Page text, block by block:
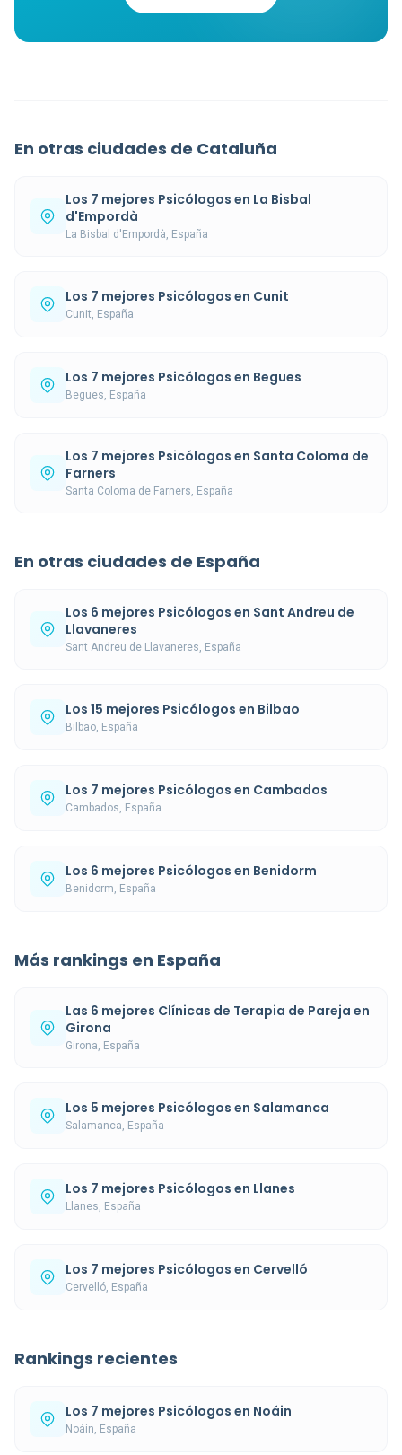
En otras ciudades de Cataluña
Los 7 mejores Psicólogos en La Bisbal
d'Empordà
La Bisbal d'Empordà, España
Los 7 mejores Psicólogos en Cunit
Cunit, España
Los 7 mejores Psicólogos en Begues
Begues, España
Los 7 mejores Psicólogos en Santa Coloma de
Farners
Santa Coloma de Farners, España
En otras ciudades de España
Los 6 mejores Psicólogos en Sant Andreu de
Llavaneres
Sant Andreu de Llavaneres, España
Los 15 mejores Psicólogos en Bilbao
Bilbao, España
Los 7 mejores Psicólogos en Cambados
Cambados, España
Los 6 mejores Psicólogos en Benidorm
Benidorm, España
Más rankings en España
Las 6 mejores Clínicas de Terapia de Pareja en
Girona
Girona, España
Los 5 mejores Psicólogos en Salamanca
Salamanca, España
Los 7 mejores Psicólogos en Llanes
Llanes, España
Los 7 mejores Psicólogos en Cervelló
Cervelló, España
Rankings recientes
Los 7 mejores Psicólogos en Noáin
Noáin, España